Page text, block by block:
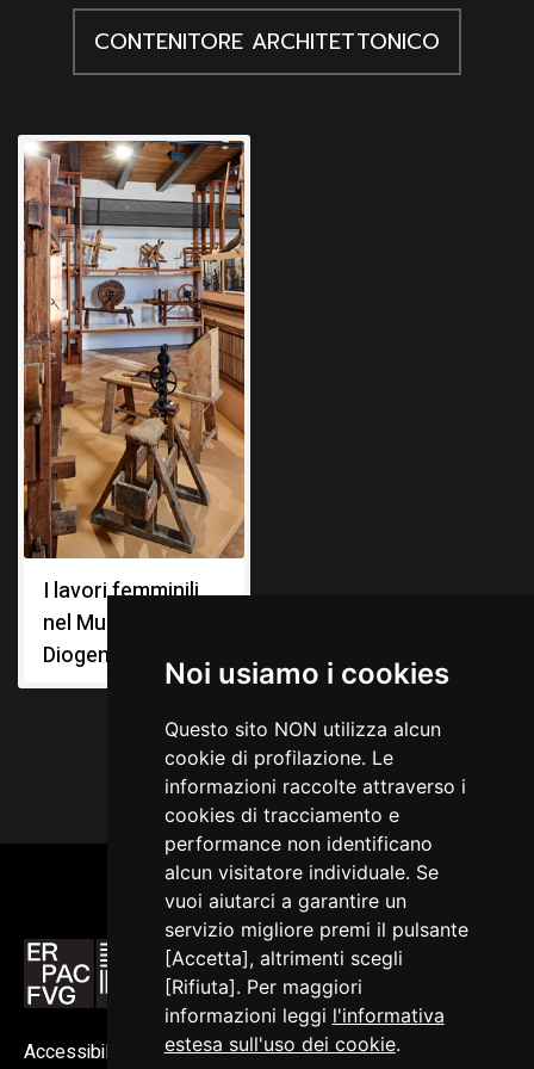
Noi usiamo i cookies
Questo sito NON utilizza alcun
cookie di profilazione. Le
informazioni raccolte attraverso i
cookies di tracciamento e
performance non identificano
alcun visitatore individuale. Se
vuoi aiutarci a garantire un
servizio migliore premi il pulsante
[Accetta], altrimenti scegli
[Rifiuta]. Per maggiori
informazioni leggi l'informativa
estesa sull'uso dei cookie.
CONTENITORE ARCHITETTONICO
I lavori femminili
nel Museo
Diogene Penzi
Accessibilità